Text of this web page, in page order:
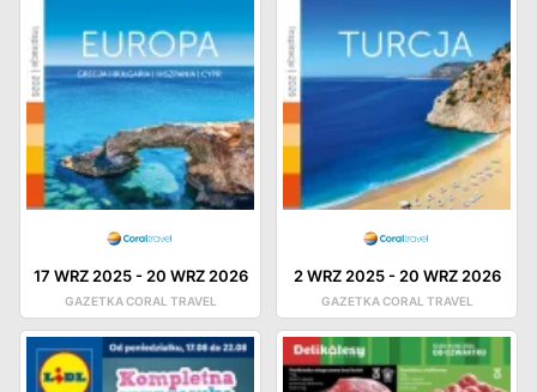
17 WRZ 2025- 20 WRZ 2026
GAZETKA CORAL TRAVEL
2 WRZ 2025- 20 WRZ 2026
GAZETKA CORAL TRAVEL